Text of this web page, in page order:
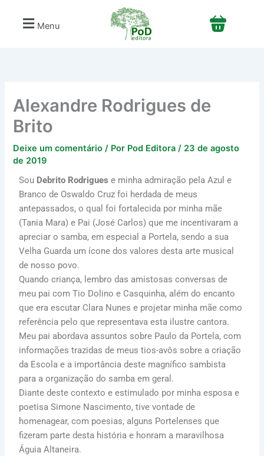
Menu
Alexandre Rodrigues de
Brito
Deixe um comentário / Por Pod Editora/ 23 de agosto
de 2019
Sou Debrito Rodrigues e minha admiração pela Azul e
Branco de Oswaldo Cruz foi herdada de meus
antepassados, o qual foi fortalecida por minha mãe
(Tania Mara) e Pai (José Carlos) que me incentivaram a
apreciar o samba, em especial a Portela, sendo a sua
Velha Guarda um ícone dos valores desta arte musical
de nosso povo.
Quando criança, lembro das amistosas conversas de
meu pai com Tio Dolino e Casquinha, além do encanto
que era escutar Clara Nunes e projetar minha mãe como
referência pelo que representava esta ilustre cantora.
Meu pai abordava assuntos sobre Paulo da Portela, com
informações trazidas de meus tios-avôs sobre a criação
da Escola e a importância deste magnífico sambista
para a organização do samba em geral.
Diante deste contexto e estimulado por minha esposa e
poetisa Simone Nascimento, tive vontade de
homenagear, com poesias, alguns Portelenses que
fizeram parte desta história e honram a maravilhosa
Águia Altaneira.